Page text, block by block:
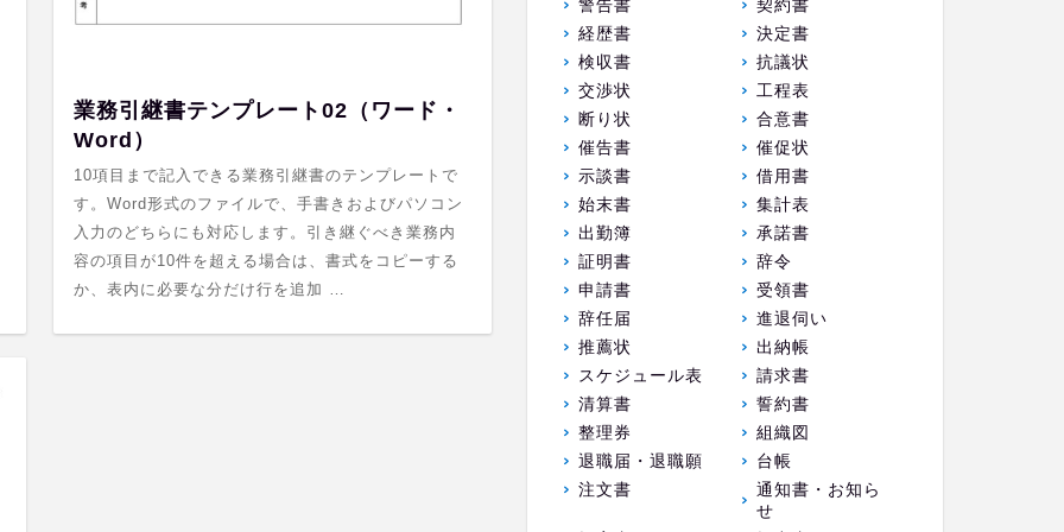
業務引継書テンプレート02（ワード・
Word）
10項目まで記入できる業務引継書のテンプレートで
す。Word形式のファイルで、手書きおよびパソコン
入力のどちらにも対応します。引き継ぐべき業務内
容の項目が10件を超える場合は、書式をコピーする
か、表内に必要な分だけ行を追加 …
警告書
契約書
経歴書
決定書
検収書
抗議状
交渉状
工程表
断り状
合意書
催告書
催促状
示談書
借用書
始末書
集計表
出勤簿
承諾書
証明書
辞令
申請書
受領書
辞任届
進退伺い
推薦状
出納帳
スケジュール表
請求書
清算書
誓約書
整理券
組織図
退職届・退職願
台帳
注文書
通知書・お知ら
せ